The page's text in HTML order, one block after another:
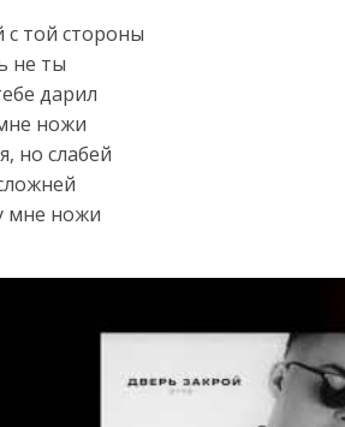
той стороны
не ты
дарил
ножи
но слабей
мне ножи